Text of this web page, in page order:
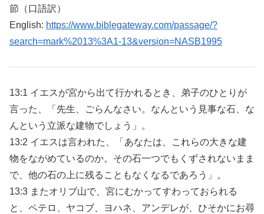
節（口語訳）
English: https://www.biblegateway.com/passage/?
search=mark%2013%3A1-13&version=NASB1995
13:1 イエスが宮から出て行かれるとき、弟子のひとりが
言った、「先生、ごらんなさい。なんという見事な石、な
んという立派な建物でしょう」。
13:2 イエスは言われた、「あなたは、これらの大きな建
物をながめているのか。その石一つでもくずされないまま
で、他の石の上に残ることもなくなるであろう」。
13:3 またオリブ山で、宮にむかってすわっておられる
と、ペテロ、ヤコブ、ヨハネ、アンデレが、ひそかにお尋